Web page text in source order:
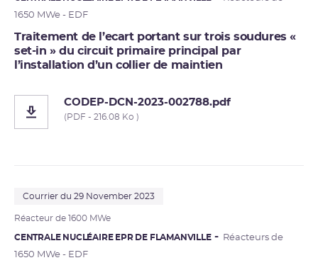
1650 MWe - EDF
Traitement de l’ecart portant sur trois soudures «
set-in » du circuit primaire principal par
l’installation d’un collier de maintien
CODEP-DCN-2023-002788.pdf
(PDF - 216.08 Ko )
Courrier du 29 November 2023
Réacteur de 1600 MWe
CENTRALE NUCLÉAIRE EPR DE FLAMANVILLE
Réacteurs de
1650 MWe - EDF